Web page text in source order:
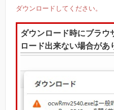
ダウンロードしてください。
ダウンロード時にブラウ
ロード出来ない場合があ